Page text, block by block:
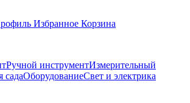
Избранное Корзина
Ручной инструментИзмерительный
садаОборудованиеСвет и электрика